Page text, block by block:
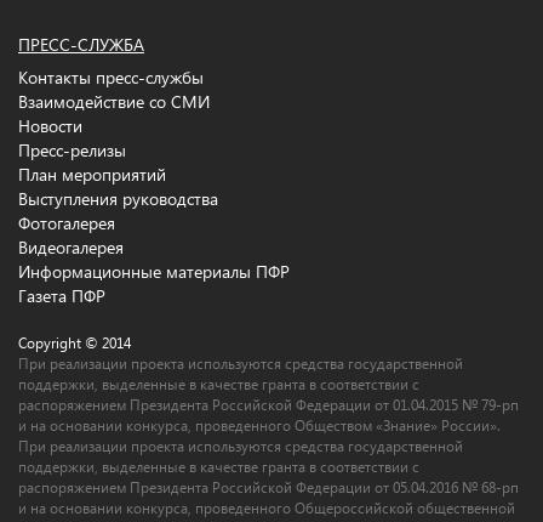
ПРЕСС-СЛУЖБА
Контакты пресс-службы
Взаимодействие со СМИ
Новости
Пресс-релизы
План мероприятий
Выступления руководства
Фотогалерея
Видеогалерея
Информационные материалы ПФР
Газета ПФР
Copyright © 2014
При реализации проекта используются средства государственной
поддержки, выделенные в качестве гранта в соответствии c
распоряжением Президента Российской Федерации от 01.04.2015 № 79-рп
и на основании конкурса, проведенного Обществом «Знание» России».
При реализации проекта используются средства государственной
поддержки, выделенные в качестве гранта в соответствии c
распоряжением Президента Российской Федерации от 05.04.2016 № 68-рп
и на основании конкурса, проведенного Общероссийской общественной